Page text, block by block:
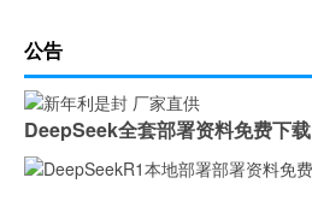
公告
DeepSeek全套部署资料免费下载